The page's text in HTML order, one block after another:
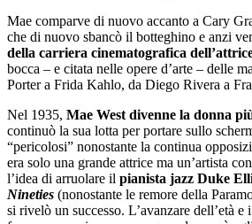
Mae comparve di nuovo accanto a Cary
che di nuovo sbancò il botteghino e anzi
della carriera cinematografica
bocca – e citata nelle opere d’arte – delle
Porter a Frida Kahlo, da Diego Rivera a
Nel 1935, Mae West divenne la donna
continuò la sua lotta per portare sullo
“pericolosi” nonostante la continua
era solo una grande attrice ma un’artista
l’idea di arruolare il pianista jazz Duke
Nineties (nonostante le remore della
si rivelò un successo. L’avanzare dell’età